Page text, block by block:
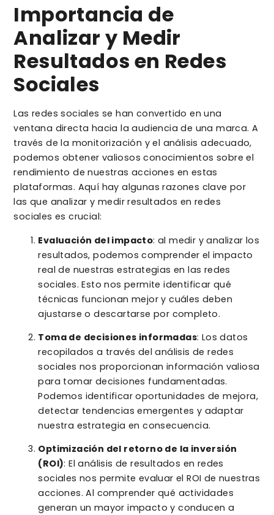
Importancia de
Analizar y Medir
Resultados en Redes
Sociales
Las redes sociales se han convertido en una
ventana directa hacia la audiencia de una marca. A
través de la monitorización y el análisis adecuado,
podemos obtener valiosos conocimientos sobre el
rendimiento de nuestras acciones en estas
plataformas. Aquí hay algunas razones clave por
las que analizar y medir resultados en redes
sociales es crucial:
Evaluación del impacto: al medir y analizar los
resultados, podemos comprender el impacto
real de nuestras estrategias en las redes
sociales. Esto nos permite identificar qué
técnicas funcionan mejor y cuáles deben
ajustarse o descartarse por completo.
Toma de decisiones informadas: Los datos
recopilados a través del análisis de redes
sociales nos proporcionan información valiosa
para tomar decisiones fundamentadas.
Podemos identificar oportunidades de mejora,
detectar tendencias emergentes y adaptar
nuestra estrategia en consecuencia.
Optimización del retorno de la inversión
(ROI): El análisis de resultados en redes
sociales nos permite evaluar el ROI de nuestras
acciones. Al comprender qué actividades
generan un mayor impacto y conducen a